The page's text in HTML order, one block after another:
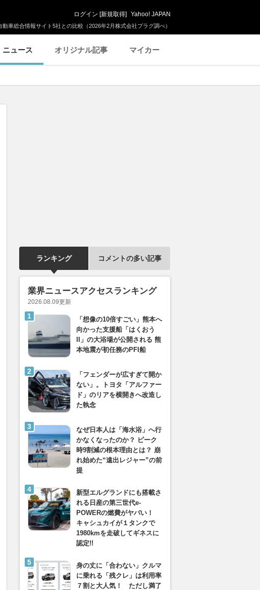
車総合情報サイト5社との比較（2026年2月株式会社プラグ調べ）
ログイン [新規取得] Yahoo! JAPAN
ニュース オリジナル記事 マイカー
ランキング コメントの多い記事
業界ニュースアクセスランキング
2026.08.09更新
「想像の10倍すごい」熊本へ
向かった支援船「はくおう
II」の大浴場が公開される 熊
本地震が初任務のPFI船
「フェンダーが広すぎて開か
ない」。トヨタ「アルファー
ド」のリアを横開きへ改造し
た執念
なぜ日本人は「海水浴」へ行
かなくなったのか？ ピーク
時9割減の根本理由とは？ 崩
れ始めた“遠出レジャー”の前
提
新型エルグランドにも搭載さ
れる日産の第三世代e-
POWERの燃費がヤバい！
キャシュカイが１タンクで
1980kmを走破してギネスに
認定!!
身の丈に「合わない」クルマ
に乗れる「残クレ」は利用率
７割と大人気！ ただし満了